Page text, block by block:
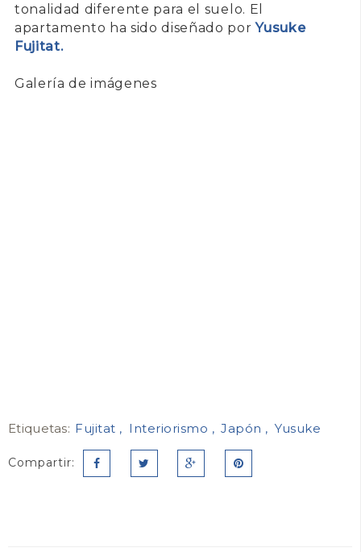
tonalidad diferente para el suelo. El
apartamento ha sido diseñado porYusuke
Fujitat.
Galería de imágenes
Etiquetas: Fujitat Interiorismo Japón Yusuke
Compartir: